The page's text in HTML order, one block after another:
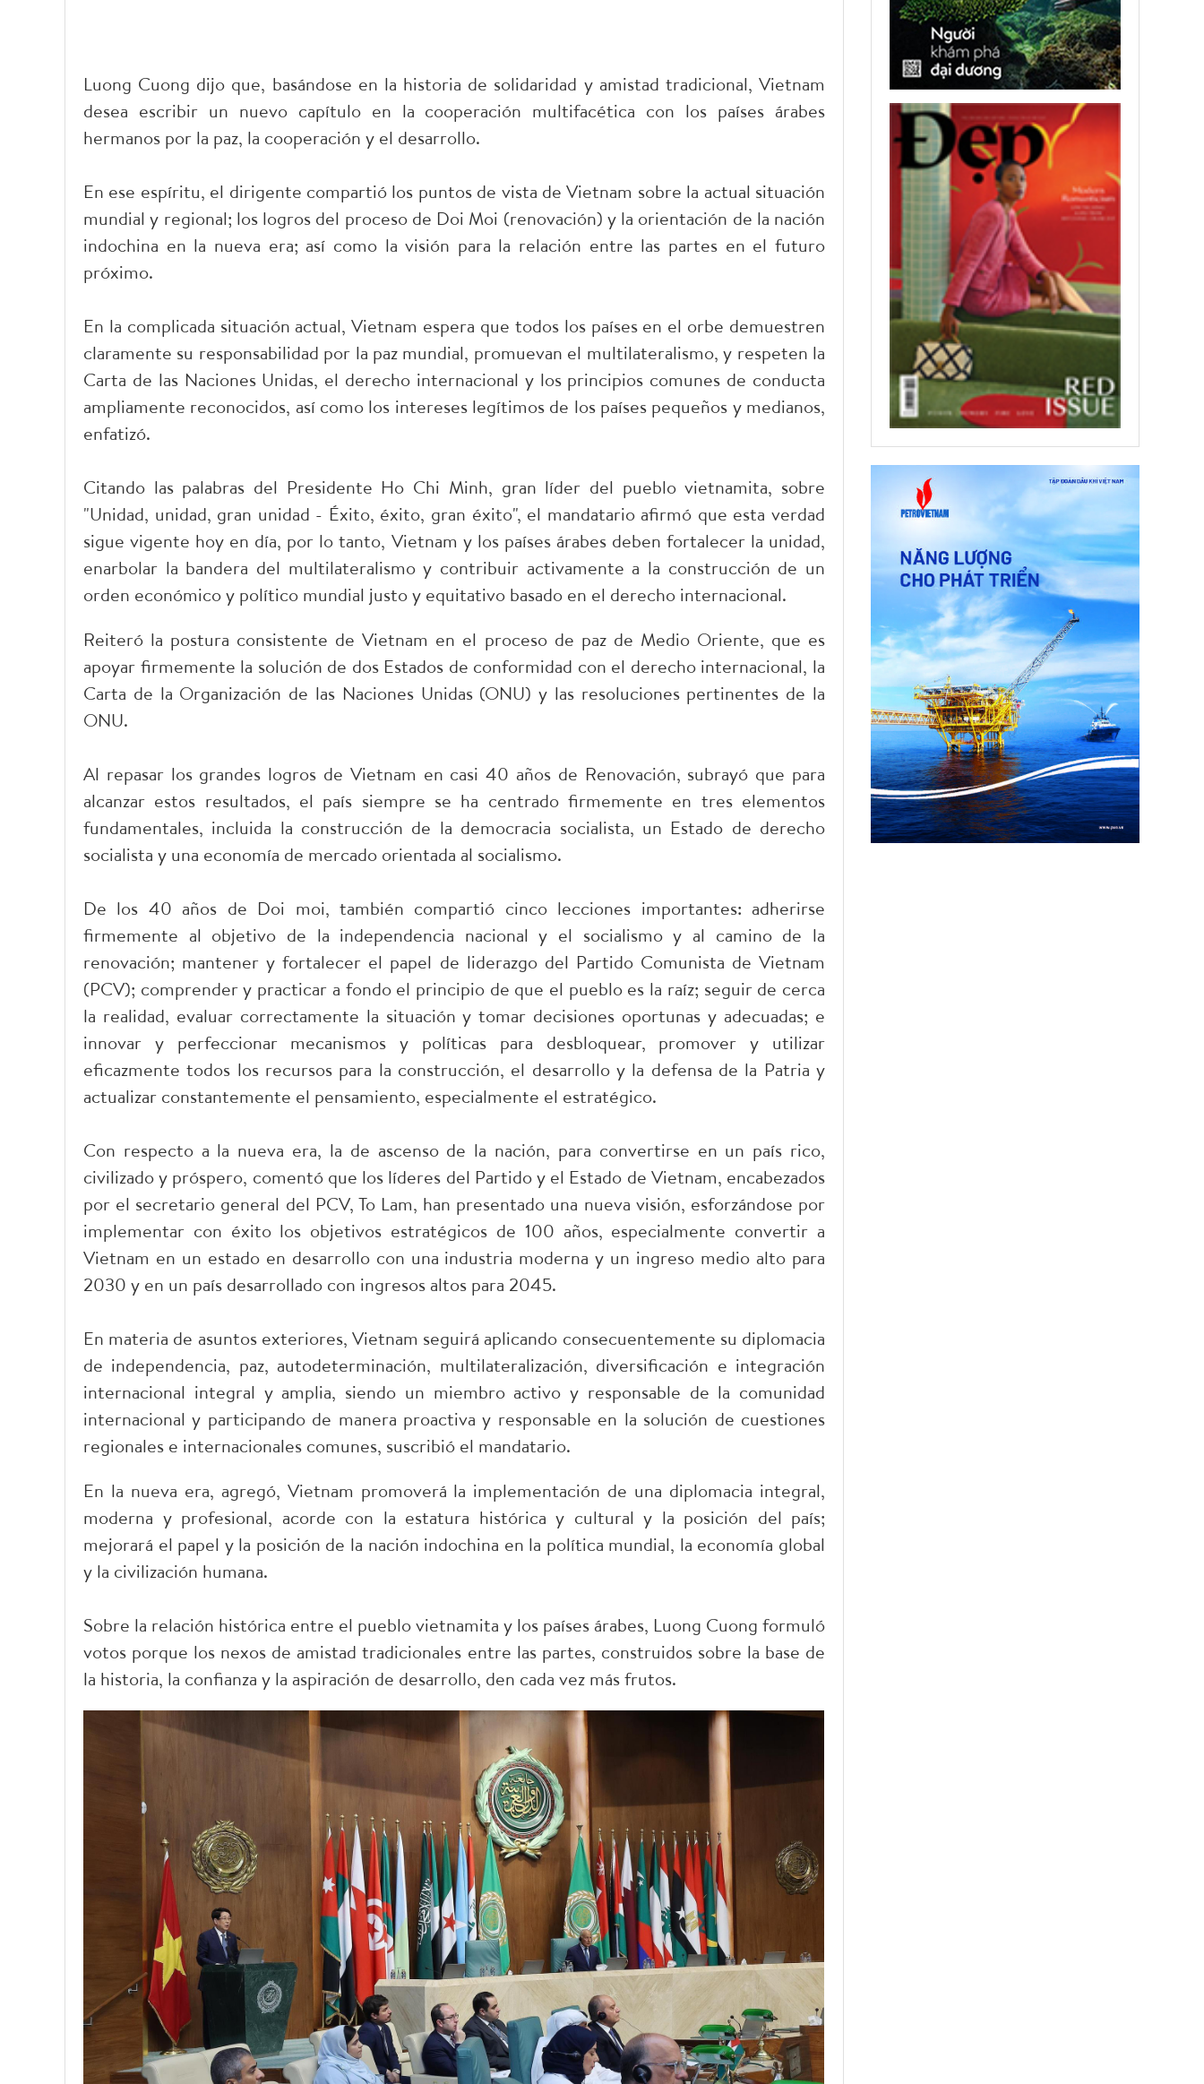
Luong Cuong dijo que, basándose en la historia de solidaridad y amistad tradicional, Vietnam
desea escribir un nuevo capítulo en la cooperación multifacética con los países árabes
hermanos por la paz, la cooperación y el desarrollo.
En ese espíritu, el dirigente compartió los puntos de vista de Vietnam sobre la actual situación
mundial y regional; los logros del proceso de Doi Moi (renovación) y la orientación de la nación
indochina en la nueva era; así como la visión para la relación entre las partes en el futuro
próximo.
En la complicada situación actual, Vietnam espera que todos los países en el orbe demuestren
claramente su responsabilidad por la paz mundial, promuevan el multilateralismo, y respeten la
Carta de las Naciones Unidas, el derecho internacional y los principios comunes de conducta
ampliamente reconocidos, así como los intereses legítimos de los países pequeños y medianos,
enfatizó.
Citando las palabras del Presidente Ho Chi Minh, gran líder del pueblo vietnamita, sobre
"Unidad, unidad, gran unidad - Éxito, éxito, gran éxito", el mandatario afirmó que esta verdad
sigue vigente hoy en día, por lo tanto, Vietnam y los países árabes deben fortalecer la unidad,
enarbolar la bandera del multilateralismo y contribuir activamente a la construcción de un
orden económico y político mundial justo y equitativo basado en el derecho internacional.
Reiteró la postura consistente de Vietnam en el proceso de paz de Medio Oriente, que es
apoyar firmemente la solución de dos Estados de conformidad con el derecho internacional, la
Carta de la Organización de las Naciones Unidas (ONU) y las resoluciones pertinentes de la
ONU.
Al repasar los grandes logros de Vietnam en casi 40 años de Renovación, subrayó que para
alcanzar estos resultados, el país siempre se ha centrado firmemente en tres elementos
fundamentales, incluida la construcción de la democracia socialista, un Estado de derecho
socialista y una economía de mercado orientada al socialismo.
De los 40 años de Doi moi, también compartió cinco lecciones importantes: adherirse
firmemente al objetivo de la independencia nacional y el socialismo y al camino de la
renovación; mantener y fortalecer el papel de liderazgo del Partido Comunista de Vietnam
(PCV); comprender y practicar a fondo el principio de que el pueblo es la raíz; seguir de cerca
la realidad, evaluar correctamente la situación y tomar decisiones oportunas y adecuadas; e
innovar y perfeccionar mecanismos y políticas para desbloquear, promover y utilizar
eficazmente todos los recursos para la construcción, el desarrollo y la defensa de la Patria y
actualizar constantemente el pensamiento, especialmente el estratégico.
Con respecto a la nueva era, la de ascenso de la nación, para convertirse en un país rico,
civilizado y próspero, comentó que los líderes del Partido y el Estado de Vietnam, encabezados
por el secretario general del PCV, To Lam, han presentado una nueva visión, esforzándose por
implementar con éxito los objetivos estratégicos de 100 años, especialmente convertir a
Vietnam en un estado en desarrollo con una industria moderna y un ingreso medio alto para
2030 y en un país desarrollado con ingresos altos para 2045.
En materia de asuntos exteriores, Vietnam seguirá aplicando consecuentemente su diplomacia
de independencia, paz, autodeterminación, multilateralización, diversificación e integración
internacional integral y amplia, siendo un miembro activo y responsable de la comunidad
internacional y participando de manera proactiva y responsable en la solución de cuestiones
regionales e internacionales comunes, suscribió el mandatario.
En la nueva era, agregó, Vietnam promoverá la implementación de una diplomacia integral,
moderna y profesional, acorde con la estatura histórica y cultural y la posición del país;
mejorará el papel y la posición de la nación indochina en la política mundial, la economía global
y la civilización humana.
Sobre la relación histórica entre el pueblo vietnamita y los países árabes, Luong Cuong formuló
votos porque los nexos de amistad tradicionales entre las partes, construidos sobre la base de
la historia, la confianza y la aspiración de desarrollo, den cada vez más frutos.